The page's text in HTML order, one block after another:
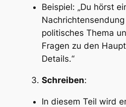
Beispiel: „Du hörst
politisches Thema
Fragen zu den
Details.“
Schreiben:
In diesem Teil wird